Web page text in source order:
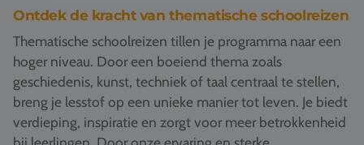
Schoolreis thema's
Voor docenten
Over ons
Een offerte aanvragen
Ontdek de kracht van thematische schoolreizen
Thematische schoolreizen tillen je programma naar een
hoger niveau. Door een boeiend thema zoals
geschiedenis, kunst, techniek of taal centraal te stellen,
breng je lesstof op een unieke manier tot leven. Je biedt
verdieping, inspiratie en zorgt voor meer betrokkenheid